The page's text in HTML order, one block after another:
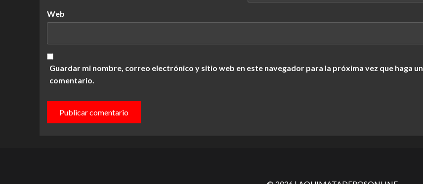
Web
Guardar mi nombre, correo electrónico y sitio web en este navegador para la próxima vez que haga un
comentario.